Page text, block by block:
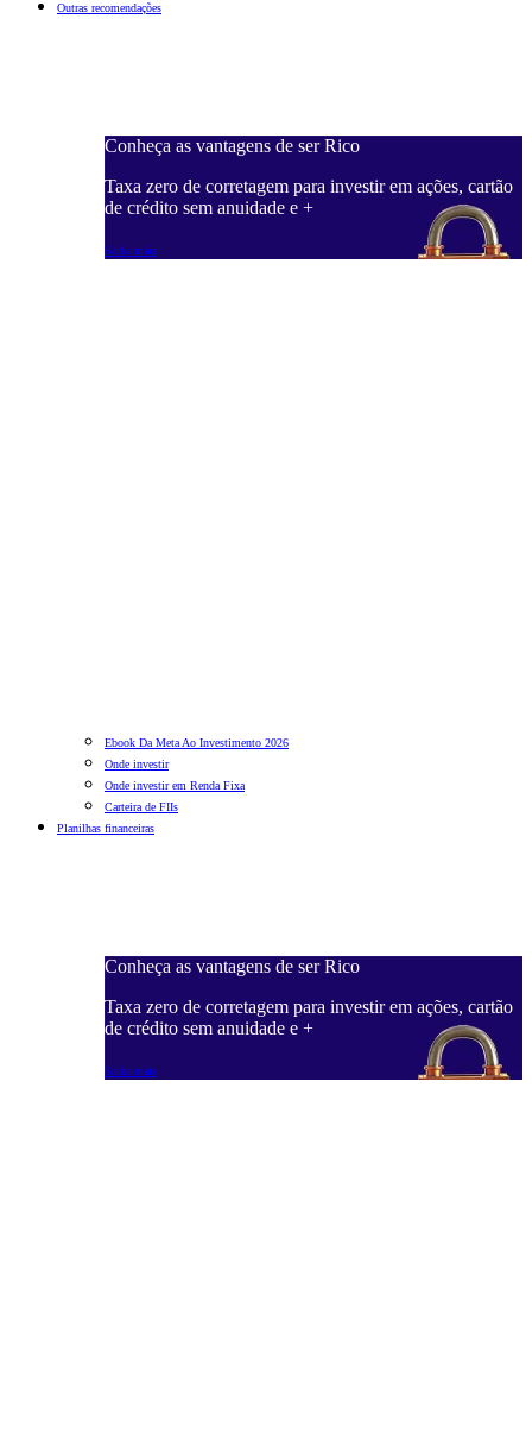
Outras recomendações
Conheça as vantagens de ser Rico
Taxa zero de corretagem para investir em ações, cartão
de crédito sem anuidade e +
Saiba mais
Ebook Da Meta Ao Investimento 2026
Onde investir
Onde investir em Renda Fixa
Carteira de FIIs
Planilhas financeiras
Conheça as vantagens de ser Rico
Taxa zero de corretagem para investir em ações, cartão
de crédito sem anuidade e +
Saiba mais